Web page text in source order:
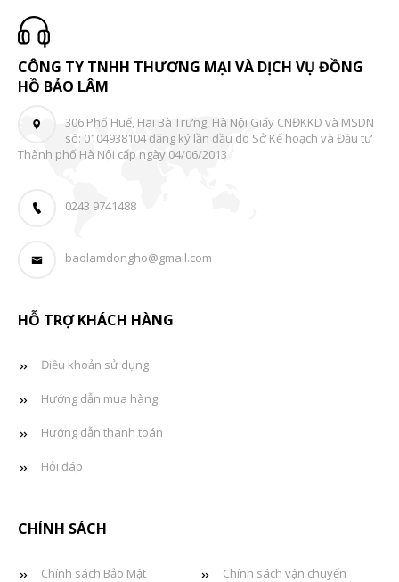
CÔNG TY TNHH THƯƠNG MẠI VÀ DỊCH VỤ ĐỒNG
HỒ BẢO LÂM
306 Phố Huế, Hai Bà Trưng, Hà Nội Giấy CNĐKKD và MSDN
số: 0104938104 đăng ký lần đầu do Sở Kế hoạch và Đầu tư
Thành phố Hà Nội cấp ngày 04/06/2013
0243 9741488
baolamdongho@gmail.com
HỖ TRỢ KHÁCH HÀNG
Điều khoản sử dụng
Hướng dẫn mua hàng
Hướng dẫn thanh toán
Hỏi đáp
CHÍNH SÁCH
Chính sách Bảo Mật Chính sách vận chuyển